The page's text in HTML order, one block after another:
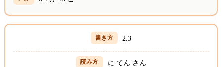
2.3
に てん さん